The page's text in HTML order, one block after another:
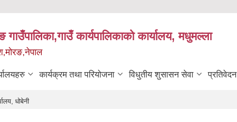
गाउँपालिका,गाउँ कार्यपालिकाको कार्यालय, मधुमल्ला
कार्यक्रम तथा परियोजना विधुतीय शुसासन सेवा प्रतिवेदन
धोबेनी